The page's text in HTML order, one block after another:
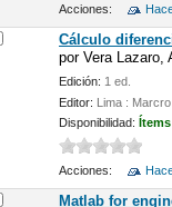
Acciones:
Cálculo
por Vera Lazaro,
Edición: 1 ed.
Editor: Lima :
Disponibilidad:
Acciones:
Matlab for